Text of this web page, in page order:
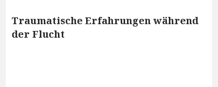
Traumatische Erfahrungen während
der Flucht